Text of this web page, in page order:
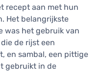
recept aan met hun
Het belangrijkste
was het gebruik van
die de rijst een
en sambal, een pittige
gebruikt in de